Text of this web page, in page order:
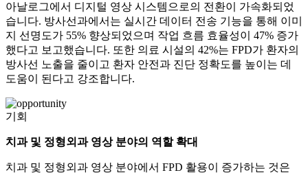
아날로그에서 디지털 영상 시스템으로의 전환이 가속화되었
습니다. 방사선과에서는 실시간 데이터 전송 기능을 통해 이미
지 선명도가 55% 향상되었으며 작업 흐름 효율성이 47% 증가
했다고 보고했습니다. 또한 의료 시설의 42%는 FPD가 환자의
방사선 노출을 줄이고 환자 안전과 진단 정확도를 높이는 데
도움이 된다고 강조합니다.
기회
치과 및 정형외과 영상 분야의 역할 확대
치과 및 정형외과 영상 분야에서 FPD 활용이 증가하는 것은